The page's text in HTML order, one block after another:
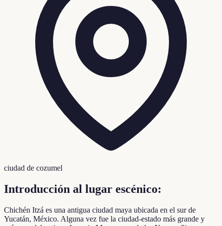
ciudad de cozumel
Introducción al lugar escénico:
Chichén Itzá es una antigua ciudad maya ubicada en el sur de
Yucatán, México. Alguna vez fue la ciudad-estado más grande y